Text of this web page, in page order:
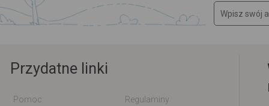
Przydatne linki
Pomoc
Regulaminy